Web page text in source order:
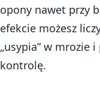
opony nawet przy
efekcie możesz
„usypia” w mrozie
kontrolę.